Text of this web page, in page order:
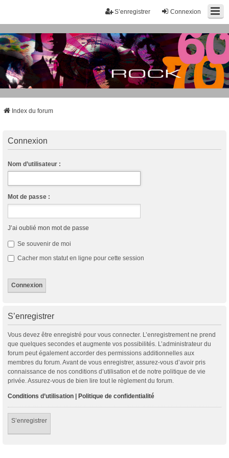
Connexion
S’enregistrer
Index du forum
Connexion
Nom d’utilisateur :
Mot de passe :
J’ai oublié mon mot de passe
Se souvenir de moi
Cacher mon statut en ligne pour cette session
S’enregistrer
Vous devez être enregistré pour vous connecter. L’enregistrement ne prend
que quelques secondes et augmente vos possibilités. L’administrateur du
forum peut également accorder des permissions additionnelles aux
membres du forum. Avant de vous enregistrer, assurez-vous d’avoir pris
connaissance de nos conditions d’utilisation et de notre politique de vie
privée. Assurez-vous de bien lire tout le règlement du forum.
Conditions d’utilisation | Politique de confidentialité
S’enregistrer